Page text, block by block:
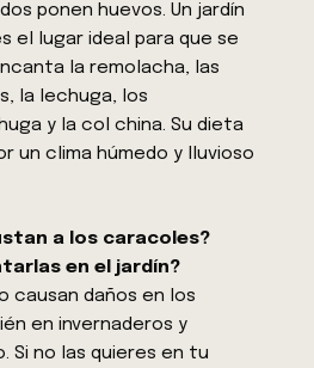
ponen huevos. Un jardín
el lugar ideal para que se
la remolacha, las
la lechuga, los
y la col china. Su dieta
un clima húmedo y lluvioso
a los caracoles?
en el jardín?
causan daños en los
en invernaderos y
Si no las quieres en tu